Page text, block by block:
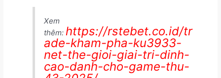
Xem
thêm: https://rstebet.co.id/tr
ade-kham-pha-ku3933-
net-the-gioi-giai-tri-dinh-
cao-danh-cho-game-thu-